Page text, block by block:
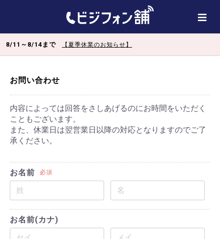
8/11～8/14まで 【夏季休業のお知らせ】
お問い合わせ
内容によっては回答をさしあげるのにお時間をいただく
こともございます。
また、休業日は翌営業日以降の対応となりますのでご了
承ください。
お名前 必須
お名前(カナ)